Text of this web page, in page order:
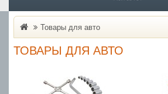
Товары для авто
ТОВАРЫ ДЛЯ АВТО